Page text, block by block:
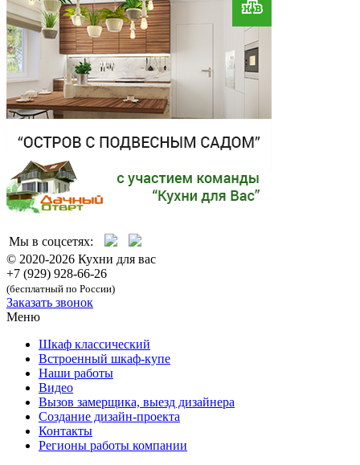
Мы в соцсетях:
© 2020-2026 Кухни для вас
+7 (929) 928-66-26
(бесплатный по России)
Заказать звонок
Меню
Шкаф классический
Встроенный шкаф-купе
Наши работы
Видео
Вызов замерщика, выезд дизайнера
Создание дизайн-проекта
Контакты
Регионы работы компании